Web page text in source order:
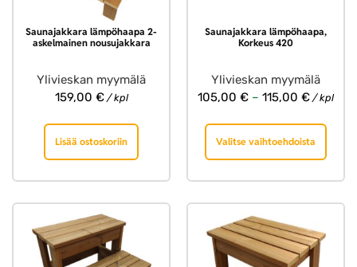
Saunajakkara lämpöhaapa 2-
askelmainen nousujakkara
Ylivieskan myymälä
159,00 €/ kpl
Lisää ostoskoriin
Saunajakkara lämpöhaapa,
Korkeus 420
Ylivieskan myymälä
105,00 € – 115,00 € / kpl
Valitse vaihtoehdoista